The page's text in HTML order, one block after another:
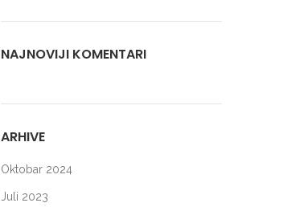
NAJNOVIJI KOMENTARI
ARHIVE
Oktobar 2024
Juli 2023